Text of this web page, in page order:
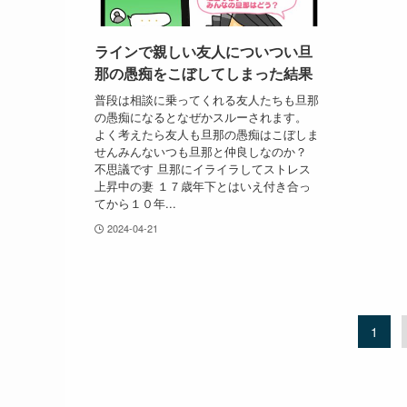
ラインで親しい友人についつい旦
那の愚痴をこぼしてしまった結果
普段は相談に乗ってくれる友人たちも旦那
の愚痴になるとなぜかスルーされます。
よく考えたら友人も旦那の愚痴はこぼしま
せんみんないつも旦那と仲良しなのか？
不思議です 旦那にイライラしてストレス
上昇中の妻 １７歳年下とはいえ付き合っ
てから１０年...
2024-04-21
1